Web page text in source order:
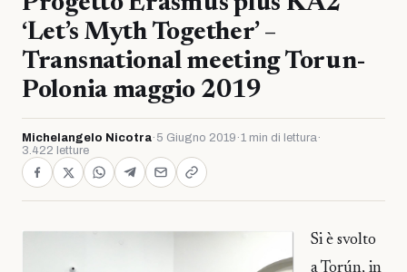
‘Let’s Myth Together’ –
Transnational meeting Torun-
Polonia maggio 2019
Michelangelo Nicotra· 5 Giugno 2019 ·1 min di lettura·
3.422 letture
Si è svolto
a Torún, in